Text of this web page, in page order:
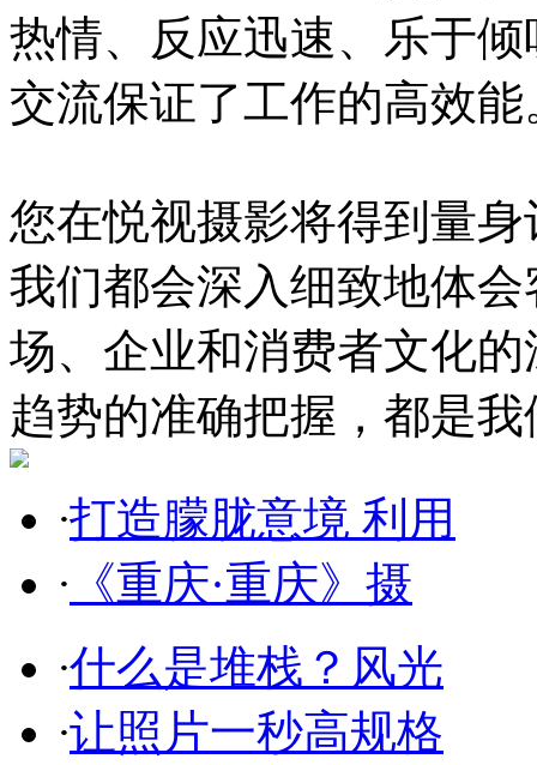
热情、反应迅速、乐于
交流保证了工作的高效能
您在悦视摄影将得到量
我们都会深入细致地体
场、企业和消费者文化
趋势的准确把握，都是
·打造朦胧意境 利用
· 《重庆·重庆》摄
·什么是堆栈？风光
·让照片一秒高规格